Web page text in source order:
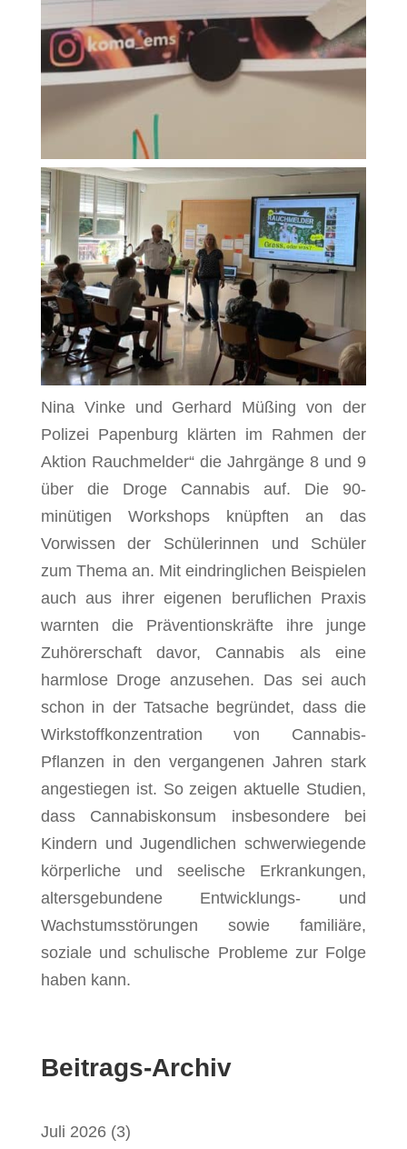
Nina Vinke und Gerhard Müßing von der
Polizei Papenburg klärten im Rahmen der
Aktion Rauchmelder“ die Jahrgänge 8 und 9
über die Droge Cannabis auf. Die 90-
minütigen Workshops knüpften an das
Vorwissen der Schülerinnen und Schüler
zum Thema an. Mit eindringlichen Beispielen
auch aus ihrer eigenen beruflichen Praxis
warnten die Präventionskräfte ihre junge
Zuhörerschaft davor, Cannabis als eine
harmlose Droge anzusehen. Das sei auch
schon in der Tatsache begründet, dass die
Wirkstoffkonzentration von Cannabis-
Pflanzen in den vergangenen Jahren stark
angestiegen ist. So zeigen aktuelle Studien,
dass Cannabiskonsum insbesondere bei
Kindern und Jugendlichen schwerwiegende
körperliche und seelische Erkrankungen,
altersgebundene Entwicklungs- und
Wachstumsstörungen sowie familiäre,
soziale und schulische Probleme zur Folge
haben kann.
Beitrags-Archiv
Juli 2026(3)